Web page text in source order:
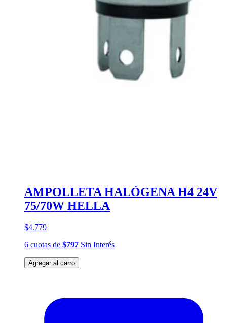
AMPOLLETA HALÓGENA H4 24V
75/70W HELLA
$4.779
6 cuotas de $797 Sin Interés
Agregar al carro